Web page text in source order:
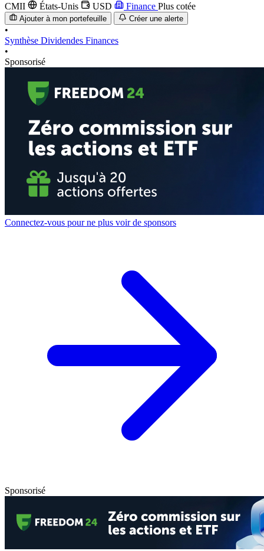
CMII États-Unis USD Finance Plus cotée
Ajouter à mon portefeuille Créer une alerte
•
Synthèse Dividendes Finances
•
Sponsorisé
Connectez-vous pour ne plus voir de sponsors
Sponsorisé